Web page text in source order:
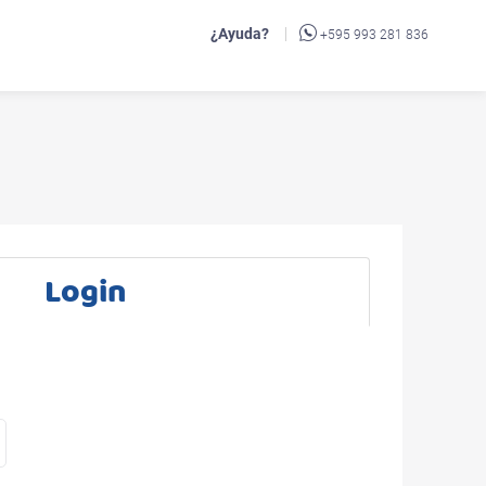
¿Ayuda? +595 993 281 836
Login